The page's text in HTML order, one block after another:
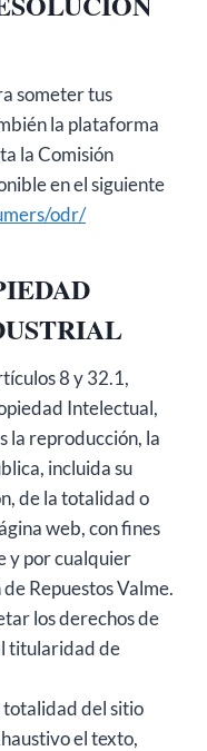
someter tus
la plataforma
la Comisión
en el siguiente
odr/
8 y 32.1,
Intelectual,
la reproducción, la
incluida su
de la totalidad o
web, con fines
y por cualquier
Repuestos Valme.
los derechos de
titularidad de
totalidad del sitio
el texto,